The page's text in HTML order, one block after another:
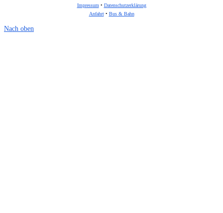
Impressum • Datenschutzerklärung
Anfahrt• Bus & Bahn
Nach oben